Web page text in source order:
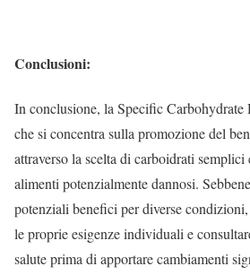
Conclusioni:
In conclusione, la Specific Carbohydrate
che si concentra sulla promozione del
attraverso la scelta di carboidrati
alimenti potenzialmente dannosi.
potenziali benefici per diverse condizioni,
le proprie esigenze individuali e
salute prima di apportare cambiamenti